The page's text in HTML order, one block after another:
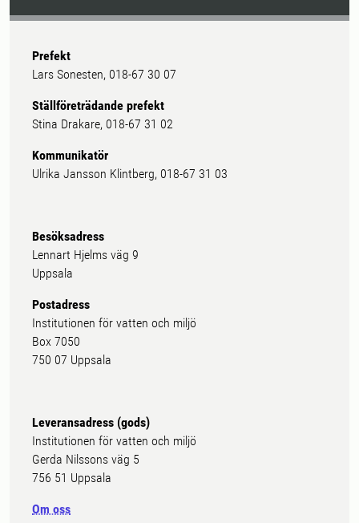
Prefekt
Lars Sonesten, 018-67 30 07
Ställföreträdande prefekt
Stina Drakare, 018-67 31 02
Kommunikatör
Ulrika Jansson Klintberg, 018-67 31 03
Besöksadress
Lennart Hjelms väg 9
Uppsala
Postadress
Institutionen för vatten och miljö
Box 7050
750 07 Uppsala
Leveransadress (gods)
Institutionen för vatten och miljö
Gerda Nilssons väg 5
756 51 Uppsala
Om oss